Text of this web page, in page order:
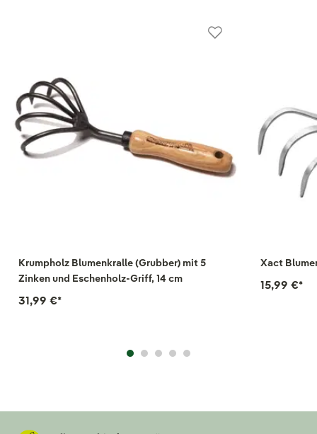
Krumpholz Blumenkralle (Grubber) mit 5
Zinken und Eschenholz-Griff, 14 cm
31,99 €*
Xact
15,99 €*